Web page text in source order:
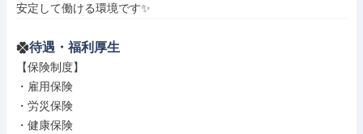
安定して働ける環境です✨
待遇・福利厚生
【保険制度】
・雇用保険
・労災保険
・健康保険